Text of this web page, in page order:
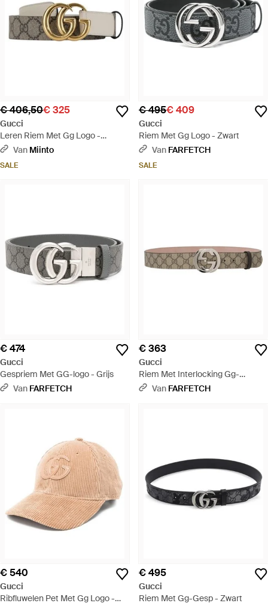
€ 406,50€ 325
Gucci
Leren Riem Met Gg Logo -
Metallic
Van Miinto
SALE
€ 495€ 409
Gucci
Riem Met Gg Logo - Zwart
Van FARFETCH
SALE
€ 474
Gucci
Gespriem Met GG-logo - Grijs
Van FARFETCH
€ 363
Gucci
Riem Met Interlocking Gg-
Patroon - Grijs
Van FARFETCH
€ 540
Gucci
Ribfluwelen Pet Met Gg Logo -
€ 495
Gucci
Riem Met Gg-Gesp - Zwart